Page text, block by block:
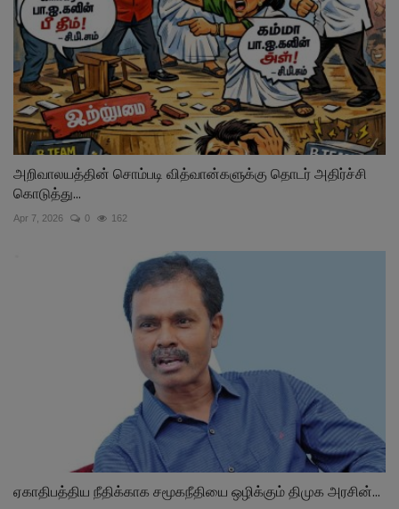
அறிவாலயத்தின் சொம்படி வித்வான்களுக்கு தொடர் அதிர்ச்சி
கொடுத்து...
Apr 7, 2026 0 162
ஏகாதிபத்திய நீதிக்காக சமூகநீதியை ஒழிக்கும் திமுக அரசின்...